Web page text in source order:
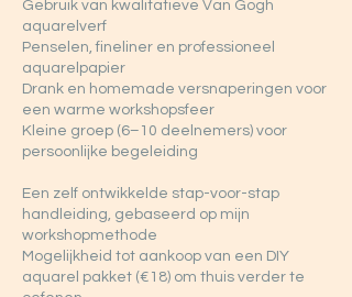
Gebruik van kwalitatieve Van Gogh
aquarelverf
Penselen, fineliner en professioneel
aquarelpapier
Drank en homemade versnaperingen voor
een warme workshopsfeer
Kleine groep (6–10 deelnemers) voor
persoonlijke begeleiding
Een zelf ontwikkelde stap-voor-stap
handleiding, gebaseerd op mijn
workshopmethode
Mogelijkheid tot aankoop van een DIY
aquarel pakket (€18) om thuis verder te